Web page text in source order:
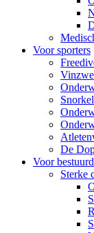
Voor sporters
De
Voor
Sterke